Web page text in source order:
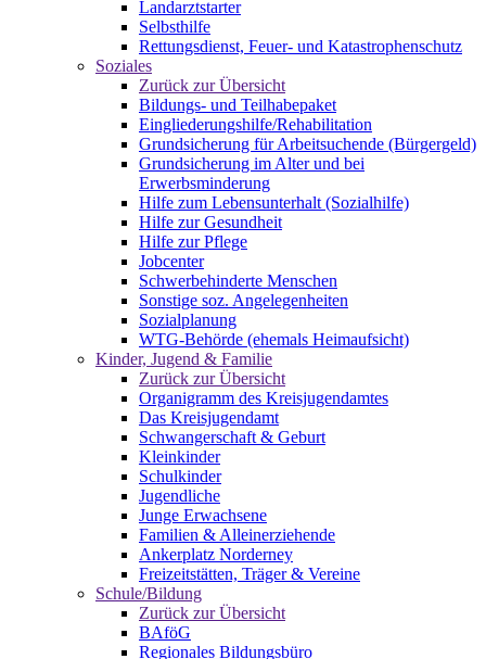
Landarztstarter
Selbsthilfe
Rettungsdienst, Feuer- und Katastrophenschutz
Soziales
Zurück zur Übersicht
Bildungs- und Teilhabepaket
Eingliederungshilfe/Rehabilitation
Grundsicherung für Arbeitsuchende (Bürgergeld)
Grundsicherung im Alter und bei
Erwerbsminderung
Hilfe zum Lebensunterhalt (Sozialhilfe)
Hilfe zur Gesundheit
Hilfe zur Pflege
Jobcenter
Schwerbehinderte Menschen
Sonstige soz. Angelegenheiten
Sozialplanung
WTG-Behörde (ehemals Heimaufsicht)
Kinder, Jugend & Familie
Zurück zur Übersicht
Organigramm des Kreisjugendamtes
Das Kreisjugendamt
Schwangerschaft & Geburt
Kleinkinder
Schulkinder
Jugendliche
Junge Erwachsene
Familien & Alleinerziehende
Ankerplatz Norderney
Freizeitstätten, Träger & Vereine
Schule/Bildung
Zurück zur Übersicht
BAföG
Regionales Bildungsbüro